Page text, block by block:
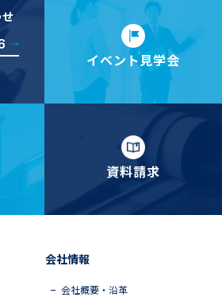
イベント見学会
資料請求
会社情報
会社概要・沿革